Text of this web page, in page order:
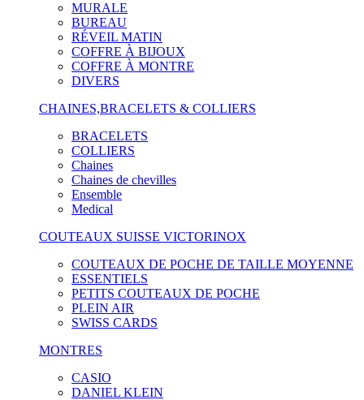
MURALE
BUREAU
RÉVEIL MATIN
COFFRE À BIJOUX
COFFRE À MONTRE
DIVERS
CHAINES,BRACELETS & COLLIERS
BRACELETS
COLLIERS
Chaines
Chaines de chevilles
Ensemble
Medical
COUTEAUX SUISSE VICTORINOX
COUTEAUX DE POCHE DE TAILLE MOYENNE
ESSENTIELS
PETITS COUTEAUX DE POCHE
PLEIN AIR
SWISS CARDS
MONTRES
CASIO
DANIEL KLEIN